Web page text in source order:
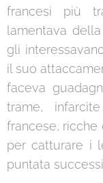
francesi più
lamentava
gli
il suo
faceva
trame,
francese, ricche
per catturare i
puntata